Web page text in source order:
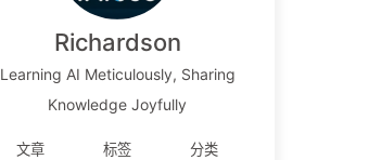
Richardson
Learning AI Meticulously, Sharing
Knowledge Joyfully
文章 标签 分类